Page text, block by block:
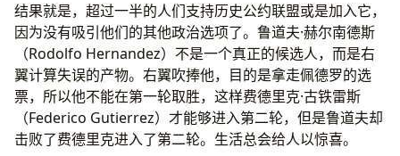
结果就是，超过一半的人们支持历史公约联盟或是加入它，
因为没有吸引他们的其他政治选项了。鲁道夫·赫尔南德斯
（Rodolfo Hernandez）不是一个真正的候选人，而是右
翼计算失误的产物。右翼吹捧他，目的是拿走佩德罗的选
票，所以他不能在第一轮取胜，这样费德里克·古铁雷斯
（Federico Gutierrez）才能够进入第二轮，但是鲁道夫却
击败了费德里克进入了第二轮。生活总会给人以惊喜。